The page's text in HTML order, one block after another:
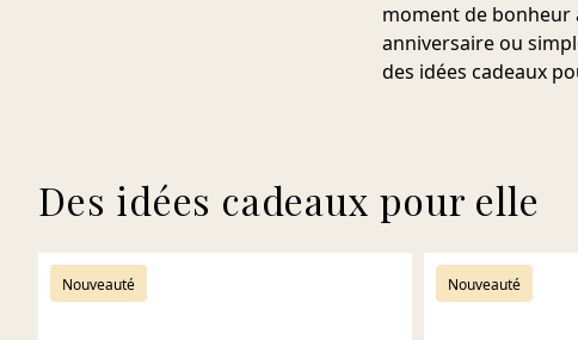
moment de bonheur
anniversaire ou
des idées cadeaux
Des idées cadeaux pour elle
Nouveauté Nouveauté